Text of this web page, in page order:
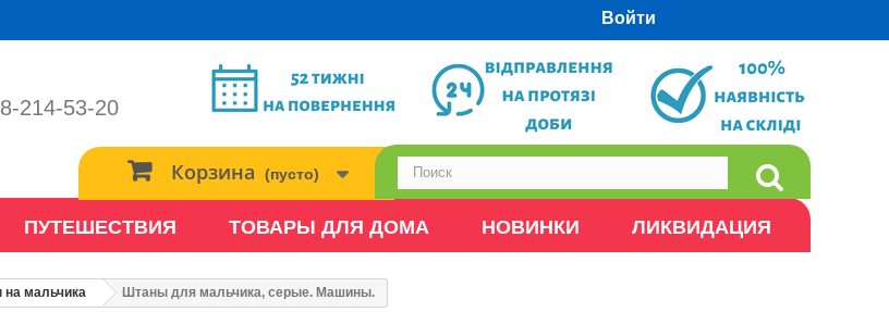
Войти
214-53-20
Корзина (пусто)
ПУТЕШЕСТВИЯ ТОВАРЫ ДЛЯ ДОМА НОВИНКИ ЛИКВИДАЦИЯ
мальчика Штаны для мальчика, серые. Машины.